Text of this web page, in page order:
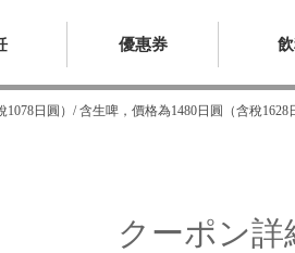
優惠券
日圓）/ 含生啤，價格為1480日圓（含稅1628
クーポン詳